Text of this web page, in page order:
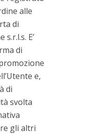
alle
di
E’
di
e,
di
svolta
gli altri